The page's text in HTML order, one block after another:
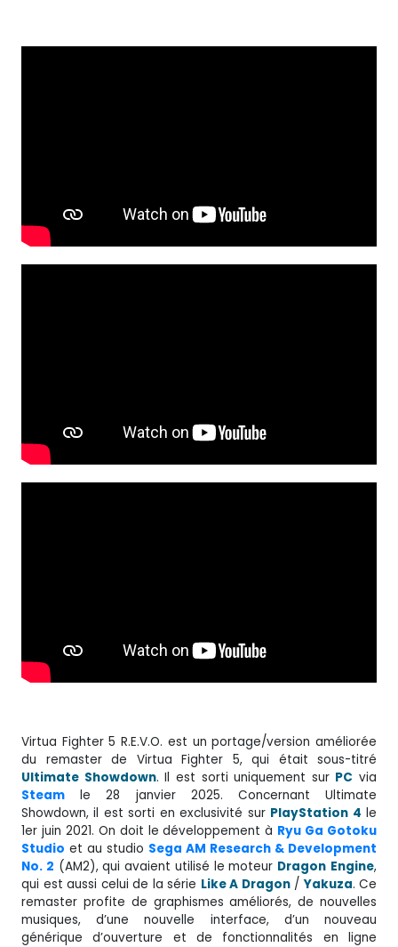
Virtua Fighter 5 R.E.V.O. est un portage/version améliorée
du remaster de Virtua Fighter 5, qui était sous-titré
Ultimate Showdown. Il est sorti uniquement sur PC via
Steam le 28 janvier 2025. Concernant Ultimate
Showdown, il est sorti en exclusivité sur PlayStation 4 le
1er juin 2021. On doit le développement à Ryu Ga Gotoku
Studio et au studio Sega AM Research & Development
No. 2 (AM2), qui avaient utilisé le moteur Dragon Engine,
qui est aussi celui de la série Like A Dragon/ Yakuza. Ce
remaster profite de graphismes améliorés, de nouvelles
musiques, d’une nouvelle interface, d’un nouveau
générique d’ouverture et de fonctionnalités en ligne